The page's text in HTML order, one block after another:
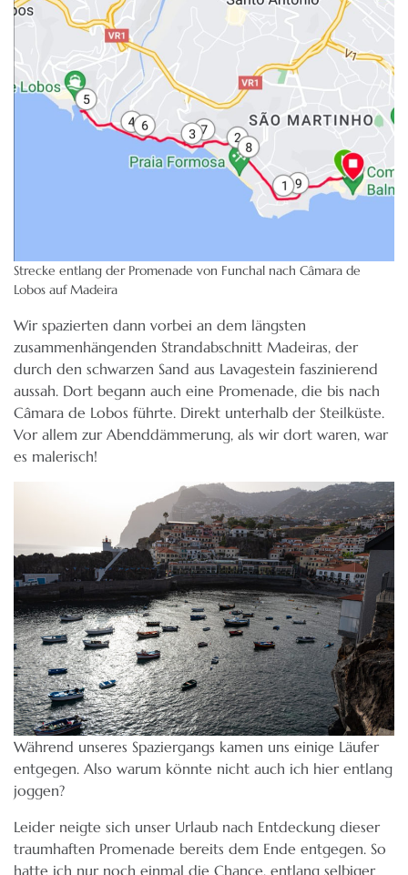
Strecke entlang der Promenade von Funchal nach Câmara de
Lobos auf Madeira
Wir spazierten dann vorbei an dem längsten
zusammenhängenden Strandabschnitt Madeiras, der
durch den schwarzen Sand aus Lavagestein faszinierend
aussah. Dort begann auch eine Promenade, die bis nach
Câmara de Lobos führte. Direkt unterhalb der Steilküste.
Vor allem zur Abenddämmerung, als wir dort waren, war
es malerisch!
Während unseres Spaziergangs kamen uns einige Läufer
entgegen. Also warum könnte nicht auch ich hier entlang
joggen?
Leider neigte sich unser Urlaub nach Entdeckung dieser
traumhaften Promenade bereits dem Ende entgegen. So
hatte ich nur noch einmal die Chance, entlang selbiger